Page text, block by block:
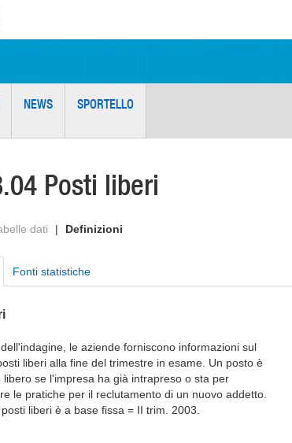
NEWS SPORTELLO
Posti liberi
dati | Definizioni
Fonti statistiche
le aziende forniscono informazioni sul
liberi alla fine del trimestre in esame. Un posto è
libero se l'impresa ha già intrapreso o sta per
le pratiche per il reclutamento di un nuovo addetto.
liberi è a base fissa = II trim. 2003.